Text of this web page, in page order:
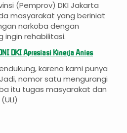
(Pemprov) DKI Jakarta
masyarakat yang beriniat
narkoba dengan
ingin rehabilitasi.
DKI Apresiasi Kinerja Anies
karena kami punya
nomor satu mengurangi
itu tugas masyarakat dan